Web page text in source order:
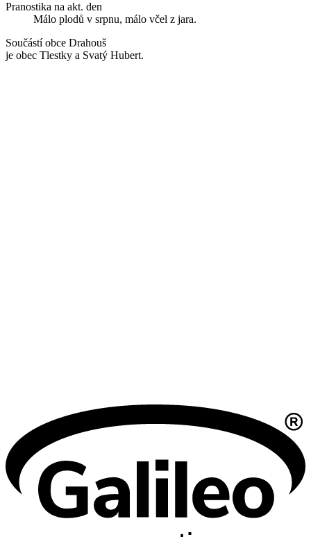
Pranostika na akt. den
Málo plodů v srpnu, málo včel z jara.
Součástí obce Drahouš
je obec Tlestky a Svatý Hubert.